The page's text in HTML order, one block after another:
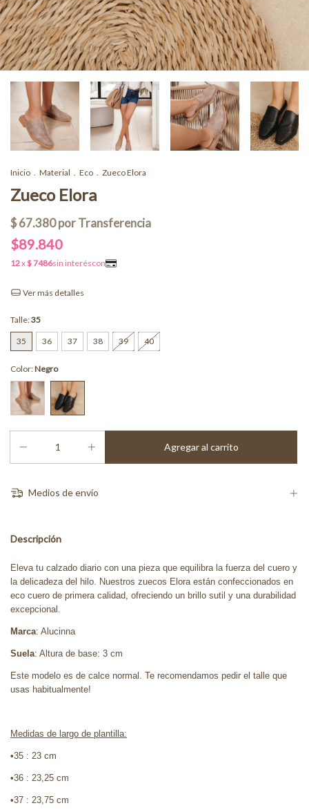
Inicio Material Eco Zueco Elora
Zueco Elora
$89.840
Ver más detalles
Talle:35
35 36 37 38 39 40
Color:Negro
Medios de envío
Descripción
Eleva tu calzado diario con una pieza que equilibra la fuerza del cuero y
la delicadeza del hilo. Nuestros zuecos Elora están confeccionados en
eco cuero de primera calidad, ofreciendo un brillo sutil y una durabilidad
excepcional.
Marca: Alucinna
Suela: Altura de base: 3 cm
Este modelo es de calce normal. Te recomendamos pedir el talle que
usas habitualmente!
Medidas de largo de plantilla:
•35 : 23 cm
•36 : 23,25 cm
•37 : 23,75 cm